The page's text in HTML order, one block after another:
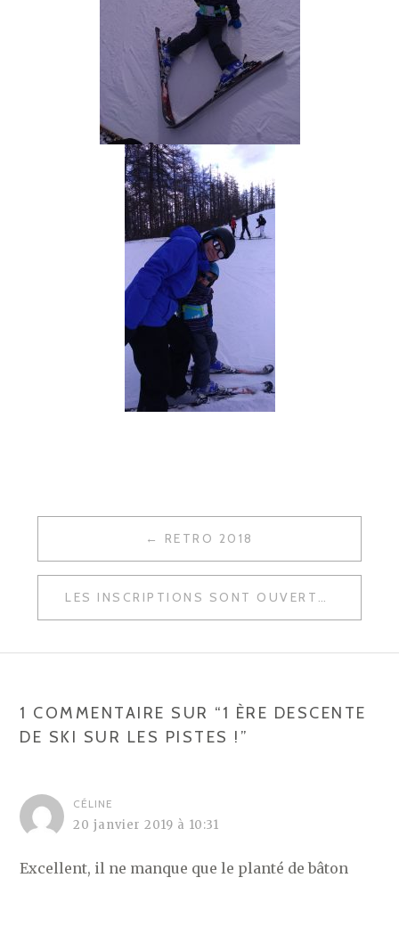
I
A
T
O
N
D
RETRO 2018
LES INSCRIPTIONS SONT OUVERTES !
1 COMMENTAIRE SUR “1 ÈRE DESCENTE
DE SKI SUR LES PISTES ! ”
CÉLINE
20 janvier 2019 à 10:31
Excellent, il ne manque que le planté de bâton